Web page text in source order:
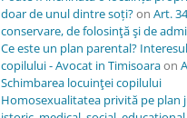
doar de unul dintre soți?on Art.
conservare, de folosinţă şi de
Ce este un plan parental?
copilului - Avocat in Timisoaraon
Schimbarea locuinţei copilului
Homosexualitatea privită pe plan